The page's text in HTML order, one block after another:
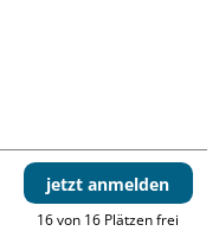
jetzt anmelden
16 von 16 Plätzen frei